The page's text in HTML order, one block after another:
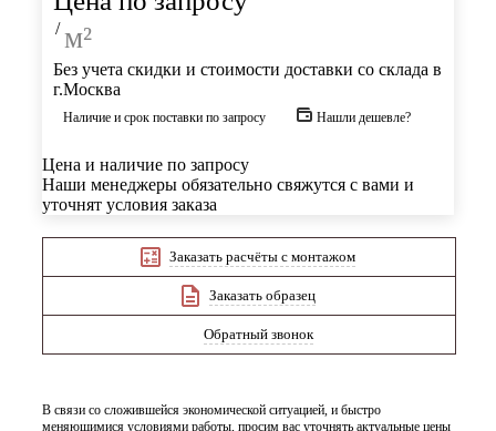
/ м²
Без учета скидки и стоимости доставки со склада в
г.Москва
Наличие и срок поставки по запросу Нашли дешевле?
Цена и наличие по запросу
Наши менеджеры обязательно свяжутся с вами и
уточнят условия заказа
Заказать расчёты с монтажом
Заказать образец
Обратный звонок
В связи со сложившейся экономической ситуацией, и быстро
меняющимися условиями работы, просим вас уточнять актуальные цены